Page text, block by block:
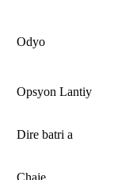
Odyo
Opsyon Lantiy
Dire batri a